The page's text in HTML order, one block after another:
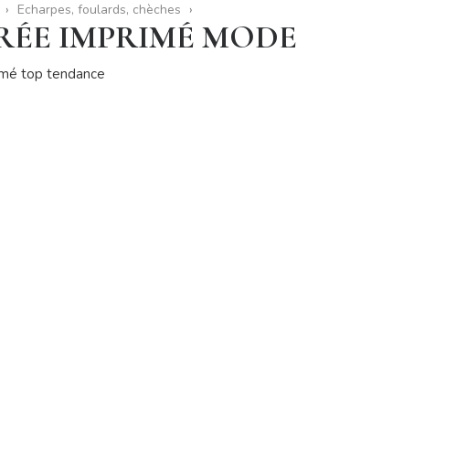
Echarpes, foulards, chèches
IMPRIMÉ MODE
top tendance